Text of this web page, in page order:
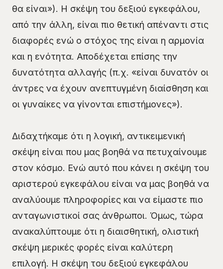
θα είναι»). Η σκέψη του δεξιού εγκεφάλου,
από την άλλη, είναι πιο θετική απέναντι στις
διαφορές ενώ ο στόχος της είναι η αρμονία
και η ενότητα. Αποδέχεται επίσης την
δυνατότητα αλλαγής (π.χ. «είναι δυνατόν οι
άντρες να έχουν ανεπτυγμένη διαίσθηση και
οι γυναίκες να γίνονται επιστήμονες»).
Διδαχτήκαμε ότι η λογική, αντικειμενική
σκέψη είναι που μας βοηθά να πετυχαίνουμε
στον κόσμο. Ενώ αυτό που κάνει η σκέψη του
αριστερού εγκεφάλου είναι να μας βοηθά να
αναλύουμε πληροφορίες και να είμαστε πιο
ανταγωνιστικοί σας άνθρωποι. Όμως, τώρα
ανακαλύπτουμε ότι η διαισθητική, ολιστική
σκέψη μερικές φορές είναι καλύτερη
επιλογή. Η σκέψη του δεξιού εγκεφάλου